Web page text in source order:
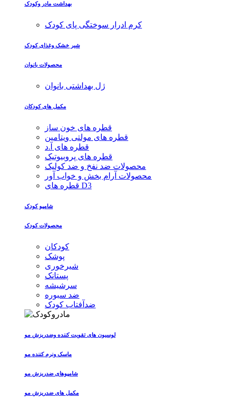
بهداشت مادر وکودک
کرم ادرار سوختگی پای کودک
شیر خشک وغذای کودک
محصولات بانوان
ژل بهداشتی بانوان
مکمل های کودکان
قطره های خون ساز
قطره های مولتی ویتامین
قطره های آ.د
قطره های پروبیوتیک
محصولات ضد نفخ و ضد کولیک
محصولات آرام بخش و خواب آور
قطره های D3
شامپو کودک
محصولات کودک
کودکان
پوشک
شیرخوری
پستانک
سرشیشه
ضد سبوره
ضدآفتاب کودک
لوسیون های تقویت کننده وضدریزش مو
ماسک ونرم کننده مو
شامپوهای ضدریزش مو
مکمل های ضدریزش مو